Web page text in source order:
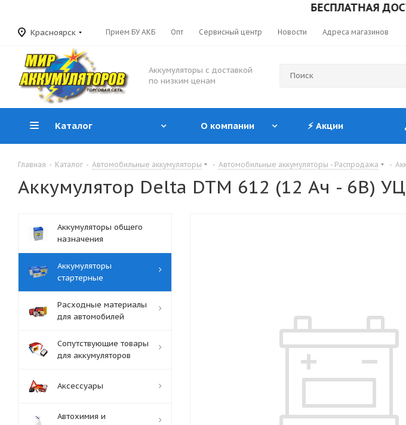
БЕСПЛАТНАЯ
Красноярск Прием БУ АКБ Опт Сервисный центр Новости Адреса магазинов
Аккумуляторы с доставкой
по низким ценам
Каталог О компании ⚡ Акции
Главная - Каталог - Автомобильные аккумуляторы - Автомобильные аккумуляторы - Распродажа -
Аккумулятор Delta DTM 612 (12 Ач - 6В)
Аккумуляторы общего
назначения
Аккумуляторы
стартерные
Расходные материалы
для автомобилей
Сопутствующие товары
для аккумуляторов
Аксессуары
Автохимия и